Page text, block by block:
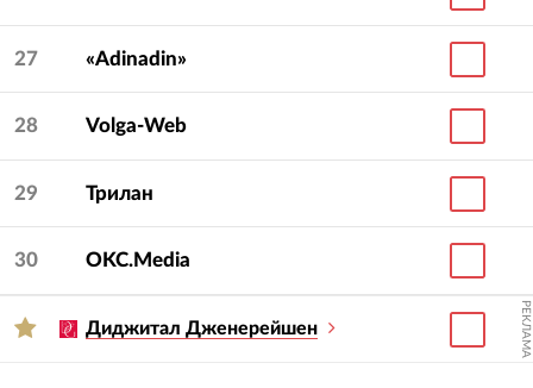
27 «Adinadin»
28 Volga-Web
29 Трилан
30 OKC.Media
Диджитал Дженерейшен РЕКЛАМА